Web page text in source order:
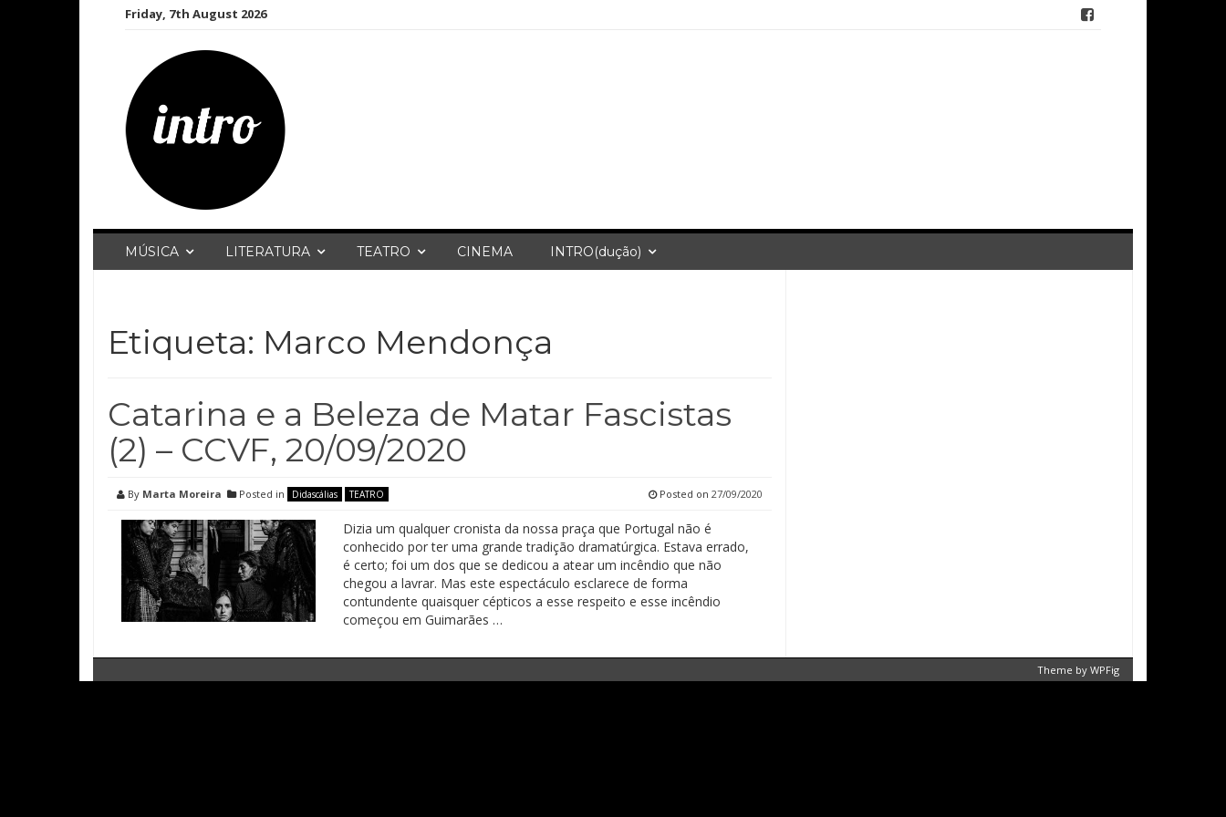
Friday, 7th August 2026
MÚSICA LITERATURA TEATRO CINEMA INTRO(dução)
Etiqueta: Marco Mendonça
Catarina e a Beleza de Matar Fascistas
(2) – CCVF, 20/09/2020
By Marta Moreira Posted in Didascálias TEATRO Posted on 27/09/2020
Dizia um qualquer cronista da nossa praça que Portugal não é
conhecido por ter uma grande tradição dramatúrgica. Estava errado,
é certo; foi um dos que se dedicou a atear um incêndio que não
chegou a lavrar. Mas este espectáculo esclarece de forma
contundente quaisquer cépticos a esse respeito e esse incêndio
começou em Guimarães …
Theme by WPFig